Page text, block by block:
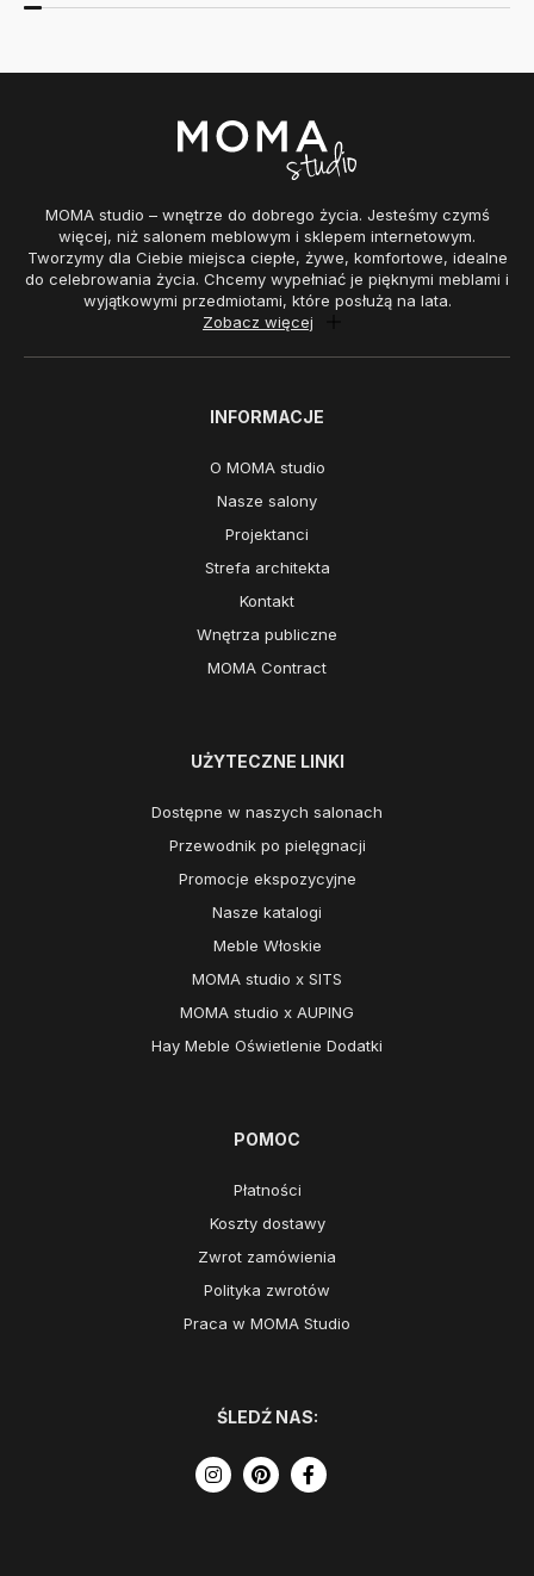
MOMA studio – wnętrze do dobrego życia. Jesteśmy czymś
więcej, niż salonem meblowym i sklepem internetowym.
Tworzymy dla Ciebie miejsca ciepłe, żywe, komfortowe, idealne
do celebrowania życia. Chcemy wypełniać je pięknymi meblami i
wyjątkowymi przedmiotami, które posłużą na lata.
Zobacz więcej
INFORMACJE
O MOMA studio
Nasze salony
Projektanci
Strefa architekta
Kontakt
Wnętrza publiczne
MOMA Contract
UŻYTECZNE LINKI
Dostępne w naszych salonach
Przewodnik po pielęgnacji
Promocje ekspozycyjne
Nasze katalogi
Meble Włoskie
MOMA studio x SITS
MOMA studio x AUPING
Hay Meble Oświetlenie Dodatki
POMOC
Płatności
Koszty dostawy
Zwrot zamówienia
Polityka zwrotów
Praca w MOMA Studio
ŚLEDŹ NAS: